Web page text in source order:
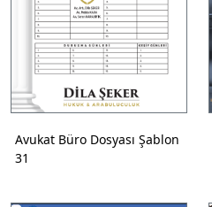
Avukat Büro Dosyası Şablon
31